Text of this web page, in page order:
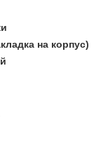
на корпус)